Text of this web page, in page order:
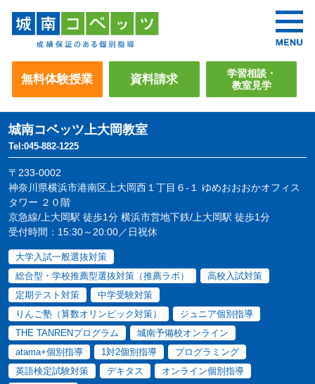
無料体験授業 資料請求
学習相談・
教室見学
城南コベッツ上大岡教室
Tel:045-882-1225
〒233-0002
神奈川県横浜市港南区上大岡西１丁目６-１ ゆめおおおかオフィス
タワー ２０階
京急線/上大岡駅 徒歩1分 横浜市営地下鉄/上大岡駅 徒歩1分
受付時間：15:30～20:00／日祝休
大学入試一般選抜対策
総合型・学校推薦型選抜対策（推薦ラボ）
高校入試対策
定期テスト対策
中学受験対策
りんご塾（算数オリンピック対策）
ジュニア個別指導
THE TANRENプログラム
城南予備校オンライン
atama+個別指導
1対2個別指導
プログラミング
英語検定試験対策
デキタス
オンライン個別指導